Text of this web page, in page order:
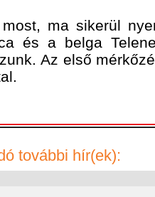
ma sikerül
és a belga
Az első
további hír(ek):